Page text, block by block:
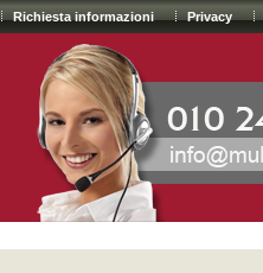
Richiesta informazioni Privacy